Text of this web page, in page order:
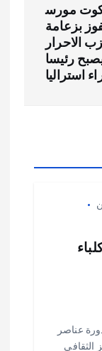
مورس
بزعامة
الاحرار
رئيسا
استراليا
عناصر